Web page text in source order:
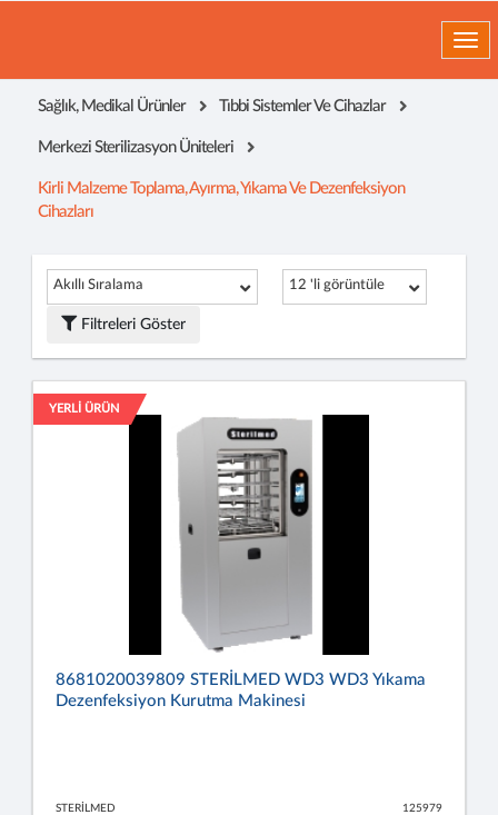
Sağlık, Medikal Ürünler Tıbbi Sistemler Ve Cihazlar
Merkezi Sterilizasyon Üniteleri
Kirli Malzeme Toplama, Ayırma, Yıkama Ve Dezenfeksiyon
Cihazları
Akıllı Sıralama 12 'li görüntüle
Filtreleri Göster
YERLİ ÜRÜN
8681020039809 STERİLMED WD3 WD3 Yıkama
Dezenfeksiyon Kurutma Makinesi
STERİLMED 125979